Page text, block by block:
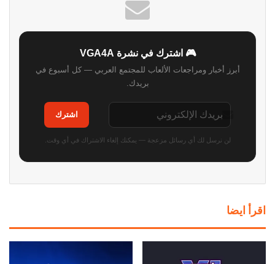
🎮 اشترك في نشرة VGA4A
أبرز أخبار ومراجعات الألعاب للمجتمع العربي — كل أسبوع في
بريدك.
اشترك
لن نرسل لك أي رسائل مزعجة — يمكنك إلغاء الاشتراك في أي وقت.
اقرأ ايضا